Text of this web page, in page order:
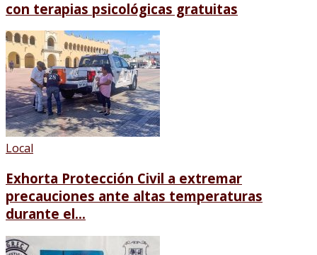
con terapias psicológicas gratuitas
Local
Exhorta Protección Civil a extremar
precauciones ante altas temperaturas
durante el...